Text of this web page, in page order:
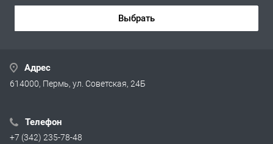
Выбрать
Адрес
614000, Пермь, ул. Советская, 24Б
Телефон
+7 (342) 235-78-48